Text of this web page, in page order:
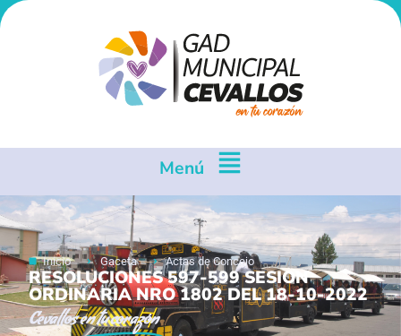
Menú
Inicio Gaceta Actas de Concejo
RESOLUCIONES 597-599 SESION
ORDINARIA NRO 1802 DEL 18-10-2022
Cevallosen tu corazón